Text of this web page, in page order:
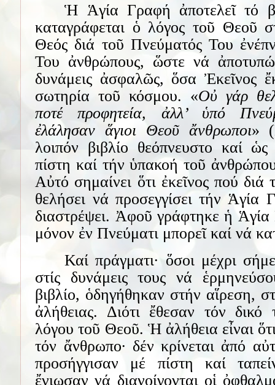
Ἡ Ἁγία Γραφή ἀποτελεῖ τό
καταγράφεται ὁ λόγος τοῦ Θεοῦ
Θεός διά τοῦ Πνεύματός Του
Του ἀνθρώπους, ὥστε νά
δυνάμεις ἀσφαλῶς, ὅσα Ἐκεῖνος
σωτηρία τοῦ κόσμου. «Οὐ γάρ
ποτέ προφητεία, ἀλλ’ ὑπό
ἐλάλησαν ἅγιοι Θεοῦ ἄνθρωποι»
λοιπόν βιβλίο θεόπνευστο καί ὡς
πίστη καί τήν ὑπακοή τοῦ
Αὐτό σημαίνει ὅτι ἐκεῖνος πού διά
θελήσει νά προσεγγίσει τήν Ἁγία
διαστρέψει. Ἀφοῦ γράφτηκε ἡ
μόνον ἐν Πνεύματι μπορεῖ καί νά
Καί πράγματι· ὅσοι μέχρι
στίς δυνάμεις τους νά
βιβλίο, ὁδηγήθηκαν στήν αἵρεση,
ἀλήθειας. Διότι ἔθεσαν τόν
λόγου τοῦ Θεοῦ. Ἡ ἀλήθεια εἶναι
τόν ἄνθρωπο· δέν κρίνεται ἀπό
προσήγγισαν μέ πίστη καί
ἔνιωσαν νά διανοίγονται οἱ